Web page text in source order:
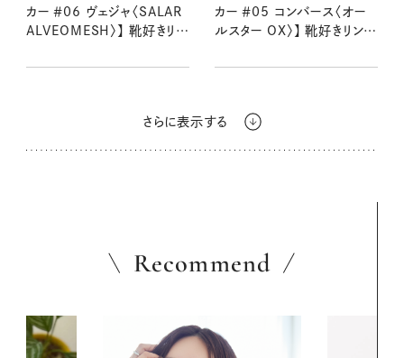
カー ＃06 ヴェジャ〈SALAR
ALVEOMESH〉】 靴好きリン
とはき心地
カー ＃05 コンバース〈オー
ルスター OX〉】 靴好きリンネ
はき心地
さらに表示する
Recommend